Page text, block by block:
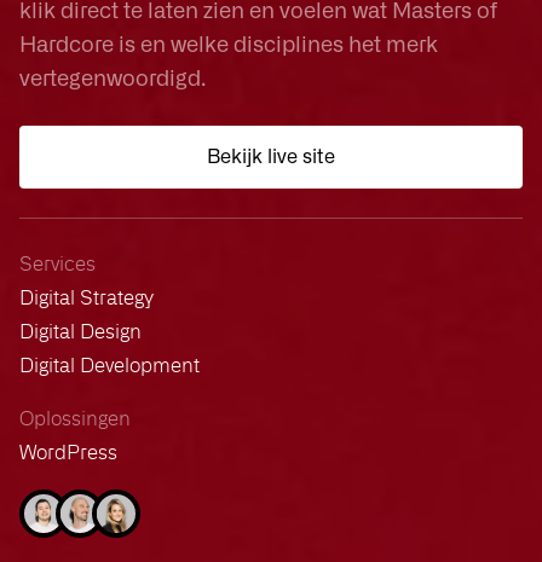
klik direct te laten zien en voelen wat Masters of
Hardcore is en welke disciplines het merk
vertegenwoordigd.
Bekijk live site
Services
Digital Strategy
Digital Design
Digital Development
Oplossingen
WordPress